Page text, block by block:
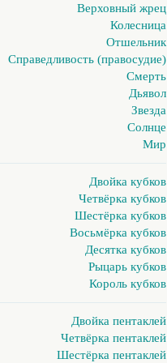
Верховный жрец
Колесница
Отшельник
Справедливость (правосудие)
Смерть
Дьявол
Звезда
Солнце
Мир
Двойка кубков
Четвёрка кубков
Шестёрка кубков
Восьмёрка кубков
Десятка кубков
Рыцарь кубков
Король кубков
Двойка пентаклей
Четвёрка пентаклей
Шестёрка пентаклей